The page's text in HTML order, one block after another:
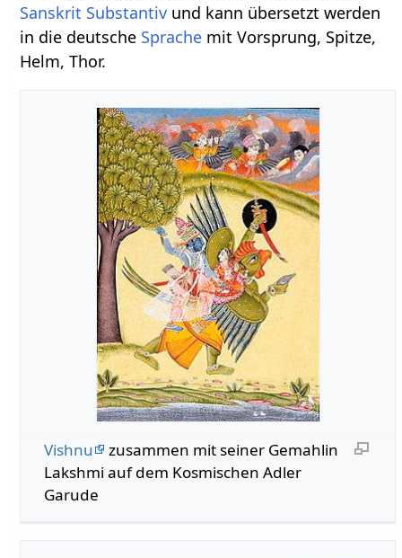
Sanskrit Substantiv und kann übersetzt werden
in die deutsche Sprache mit Vorsprung, Spitze,
Helm, Thor.
Vishnu
zusammen mit seiner Gemahlin
Lakshmi auf dem Kosmischen Adler
Garude